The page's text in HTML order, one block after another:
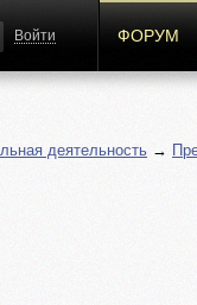
Войти ФОРУМ
деятельность →